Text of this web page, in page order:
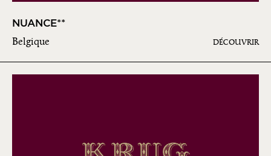
NUANCE**
Belgique DÉCOUVRIR